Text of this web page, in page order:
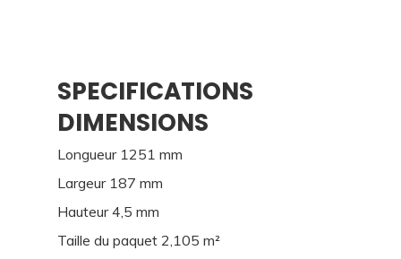
SPECIFICATIONS
DIMENSIONS
Longueur 1251 mm
Largeur 187 mm
Hauteur 4,5 mm
Taille du paquet 2,105 m²